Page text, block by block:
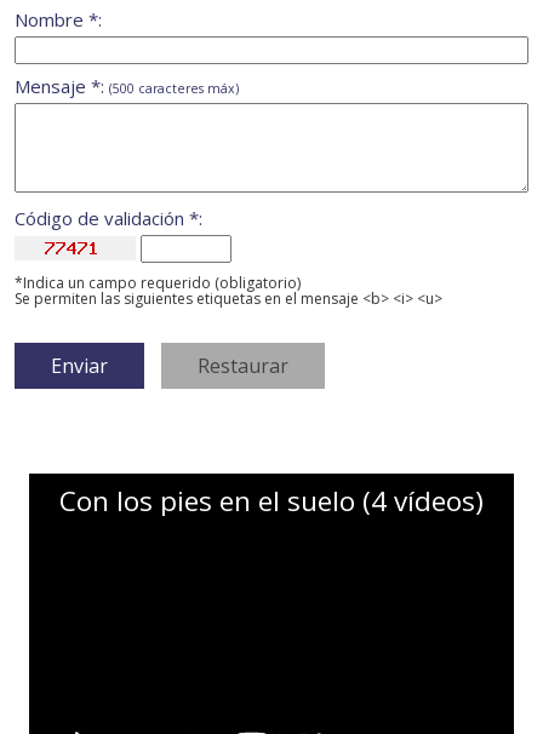
Nombre *:
Mensaje *: (500 caracteres máx)
Código de validación *:
*Indica un campo requerido (obligatorio)
Se permiten las siguientes etiquetas en el mensaje <b> <i> <u>
Con los pies en el suelo (4 vídeos)